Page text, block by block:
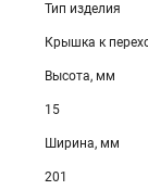
Тип изделия
Крышка к
Высота, мм
15
Ширина, мм
201